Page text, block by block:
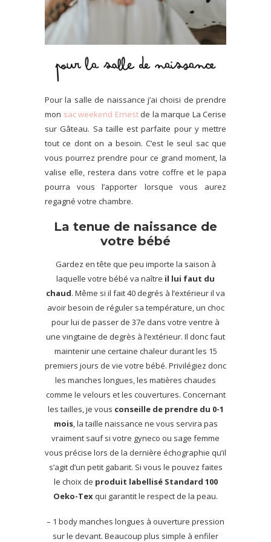
Pour la salle de naissance j’ai choisi de prendre
mon sac weekend Ernest de la marque La Cerise
sur Gâteau. Sa taille est parfaite pour y mettre
tout ce dont on a besoin. C’est le seul sac que
vous pourrez prendre pour ce grand moment, la
valise elle, restera dans votre coffre et le papa
pourra vous l’apporter lorsque vous aurez
regagné votre chambre.
La tenue de naissance de
votre bébé
Gardez en tête que peu importe la saison à
laquelle votre bébé va naître il lui faut du
chaud. Même si il fait 40 degrés à l’extérieur il va
avoir besoin de réguler sa température, un choc
pour lui de passer de 37e dans votre ventre à
une vingtaine de degrès à l’extérieur. Il donc faut
maintenir une certaine chaleur durant les 15
premiers jours de vie votre bébé. Privilégiez donc
les manches longues, les matières chaudes
comme le velours et les couvertures. Concernant
les tailles, je vous conseille de prendre du 0-1
mois, la taille naissance ne vous servira pas
vraiment sauf si votre gyneco ou sage femme
vous précise lors de la dernière échographie qu’il
s’agit d’un petit gabarit. Si vous le pouvez faites
le choix de produit labellisé Standard 100
Oeko-Texqui garantit le respect de la peau.
– 1 body manches longues à ouverture pression
sur le devant. Beaucoup plus simple à enfiler